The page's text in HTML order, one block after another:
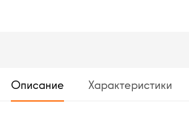
Описание Характеристики